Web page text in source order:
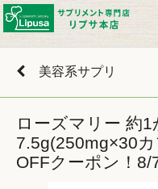
美容系サプリ
ローズマリー 約
7.5g(250mg×30
OFFクーポン！8/